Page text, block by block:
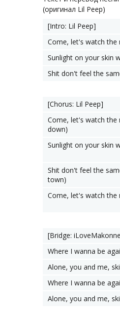
(оригинал Lil Peep)
[Intro: Lil Peep]
Come, let's watch the
Sunlight on your skin
Shit don't feel the
[Chorus: Lil Peep]
Come, let's watch the
down)
Sunlight on your skin
Shit don't feel the
town)
Come, let's watch the
[Bridge:
Where I wanna be
Alone, you and me,
Where I wanna be
Alone, you and me,